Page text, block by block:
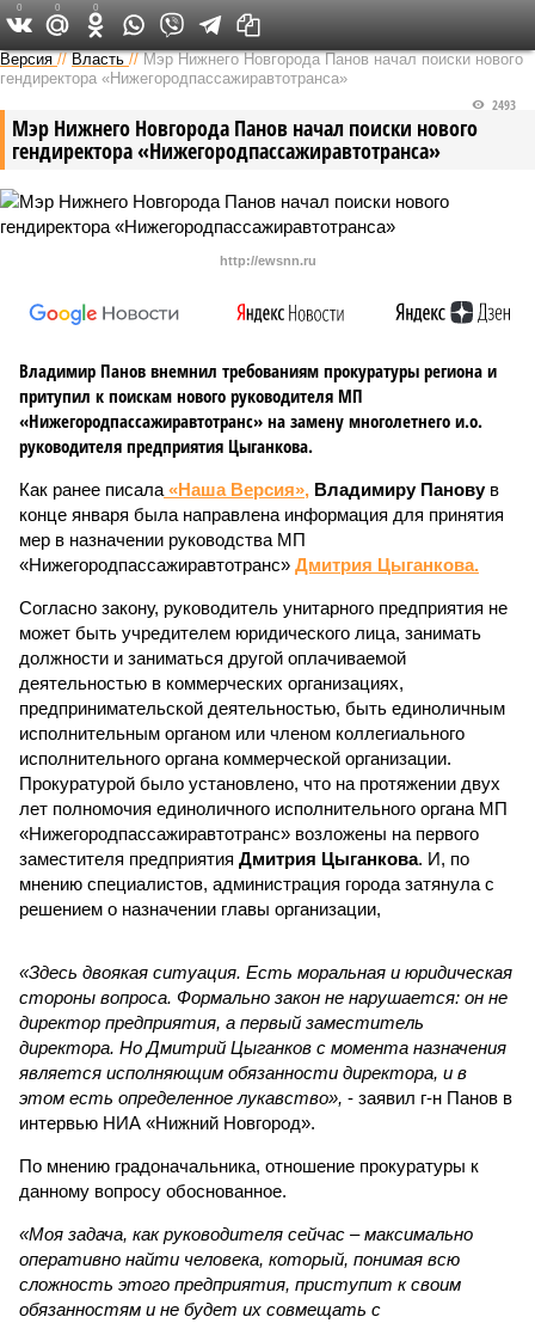
Версия в Кирове
Версия //Власть //Мэр Нижнего Новгорода Панов начал поиски нового
гендиректора «Нижегородпассажиравтотранса»
Мэр Нижнего Новгорода Панов начал поиски нового
гендиректора «Нижегородпассажиравтотранса»
2493
http://ewsnn.ru
Владимир Панов внемнил требованиям прокуратуры региона и
притупил к поискам нового руководителя МП
«Нижегородпассажиравтотранс» на замену многолетнего и.о.
руководителя предприятия Цыганкова.
Как ранее писала «Наша Версия», Владимиру Панову в
конце января была направлена информация для принятия
мер в назначении руководства МП
«Нижегородпассажиравтотранс» Дмитрия Цыганкова.
Согласно закону, руководитель унитарного предприятия не
может быть учредителем юридического лица, занимать
должности и заниматься другой оплачиваемой
деятельностью в коммерческих организациях,
предпринимательской деятельностью, быть единоличным
исполнительным органом или членом коллегиального
исполнительного органа коммерческой организации.
Прокуратурой было установлено, что на протяжении двух
лет полномочия единоличного исполнительного органа МП
«Нижегородпассажиравтотранс» возложены на первого
заместителя предприятия Дмитрия Цыганкова. И, по
мнению специалистов, администрация города затянула с
решением о назначении главы организации,
«Здесь двоякая ситуация. Есть моральная и юридическая
стороны вопроса. Формально закон не нарушается: он не
директор предприятия, а первый заместитель
директора. Но Дмитрий Цыганков с момента назначения
является исполняющим обязанности директора, и в
этом есть определенное лукавство», - заявил г-н Панов в
интервью НИА «Нижний Новгород».
По мнению градоначальника, отношение прокуратуры к
данному вопросу обоснованное.
«Моя задача, как руководителя сейчас – максимально
оперативно найти человека, который, понимая всю
сложность этого предприятия, приступит к своим
обязанностям и не будет их совмещать с
0 0 0